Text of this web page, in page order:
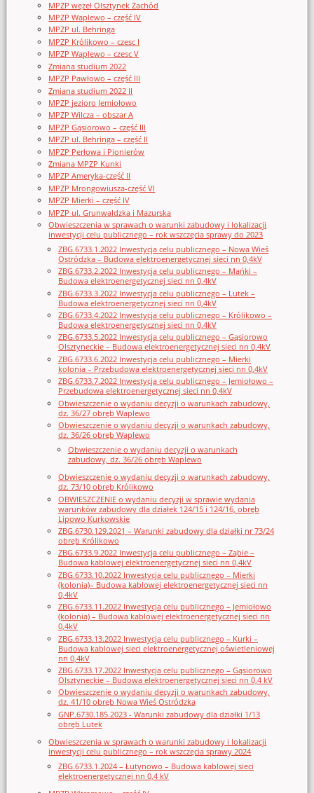
MPZP węzeł Olsztynek Zachód
MPZP Waplewo – część IV
MPZP ul. Behringa
MPZP Królikowo – czesc I
MPZP Waplewo – czesc V
Zmiana studium 2022
MPZP Pawłowo – część III
Zmiana studium 2022 II
MPZP jezioro Jemiołowo
MPZP Wilcza – obszar A
MPZP Gąsiorowo – część III
MPZP ul. Behringa – część II
MPZP Perłowa i Pionierów
Zmiana MPZP Kunki
MPZP Ameryka-część II
MPZP Mrongowiusza-część VI
MPZP Mierki – część IV
MPZP ul. Grunwaldzka i Mazurska
Obwieszczenia w sprawach o warunki zabudowy i lokalizacji
inwestycji celu publicznego – rok wszczęcia sprawy do 2023
ZBG.6733.1.2022 Inwestycja celu publicznego – Nowa Wieś
Ostródzka – Budowa elektroenergetycznej sieci nn 0,4kV
ZBG.6733.2.2022 Inwestycja celu publicznego – Mańki –
Budowa elektroenergetycznej sieci nn 0,4kV
ZBG.6733.3.2022 Inwestycja celu publicznego – Lutek –
Budowa elektroenergetycznej sieci nn 0,4kV
ZBG.6733.4.2022 Inwestycja celu publicznego – Królikowo –
Budowa elektroenergetycznej sieci nn 0,4kV
ZBG.6733.5.2022 Inwestycja celu publicznego – Gąsiorowo
Olsztyneckie – Budowa elektroenergetycznej sieci nn 0,4kV
ZBG.6733.6.2022 Inwestycja celu publicznego – Mierki
kolonia – Przebudowa elektroenergetycznej sieci nn 0,4kV
ZBG.6733.7.2022 Inwestycja celu publicznego – Jemiołowo –
Przebudowa elektroenergetycznej sieci nn 0,4kV
Obwieszczenie o wydaniu decyzji o warunkach zabudowy,
dz. 36/27 obręb Waplewo
Obwieszczenie o wydaniu decyzji o warunkach zabudowy,
dz. 36/26 obręb Waplewo
Obwieszczenie o wydaniu decyzji o warunkach
zabudowy, dz. 36/26 obręb Waplewo
Obwieszczenie o wydaniu decyzji o warunkach zabudowy,
dz. 73/10 obręb Królikowo
OBWIESZCZENIE o wydaniu decyzji w sprawie wydania
warunków zabudowy dla działek 124/15 i 124/16, obręb
Lipowo Kurkowskie
ZBG.6730.129.2021 – Warunki zabudowy dla działki nr 73/24
obręb Królikowo
ZBG.6733.9.2022 Inwestycja celu publicznego – Ząbie –
Budowa kablowej elektroenergetycznej sieci nn 0,4kV
ZBG.6733.10.2022 Inwestycja celu publicznego – Mierki
(kolonia)– Budowa kablowej elektroenergetycznej sieci nn
0,4kV
ZBG.6733.11.2022 Inwestycja celu publicznego – Jemiołowo
(kolonia) – Budowa kablowej elektroenergetycznej sieci nn
0,4kV
ZBG.6733.13.2022 Inwestycja celu publicznego – Kurki –
Budowa kablowej sieci elektroenergetycznej oświetleniowej
nn 0,4kV
ZBG.6733.17.2022 Inwestycja celu publicznego – Gąsiorowo
Olsztyneckie – Budowa elektroenergetycznej sieci nn 0,4 kV
Obwieszczenie o wydaniu decyzji o warunkach zabudowy,
dz. 41/10 obręb Nowa Wieś Ostródzka
GNP.6730.185.2023 - Warunki zabudowy dla działki 1/13
obręb Lutek
Obwieszczenia w sprawach o warunki zabudowy i lokalizacji
inwestycji celu publicznego – rok wszczęcia sprawy 2024
ZBG.6733.1.2024 – Łutynowo – Budowa kablowej sieci
elektroenergetycznej nn 0,4 kV